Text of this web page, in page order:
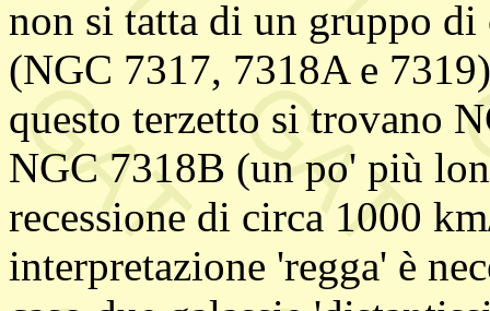
non si tatta di un gruppo di
(NGC 7317, 7318A e
questo terzetto si trovano
NGC 7318B (un po' più
recessione di circa 1000
interpretazione 'regga' è